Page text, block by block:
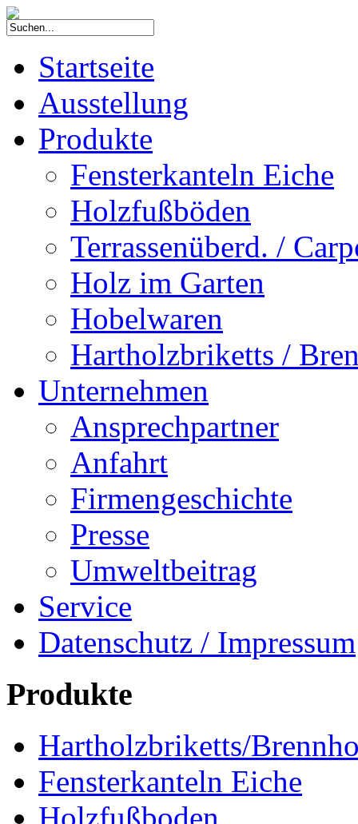
Startseite
Ausstellung
Produkte
Fensterkanteln Eiche
Holzfußböden
Terrassenüberd. /
Holz im Garten
Hobelwaren
Hartholzbriketts /
Unternehmen
Ansprechpartner
Anfahrt
Firmengeschichte
Presse
Umweltbeitrag
Service
Datenschutz / Impressum
Produkte
Hartholzbriketts/
Fensterkanteln Eiche